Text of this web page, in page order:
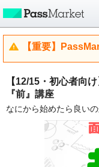
【重要】
【12/15・初心者向
『前』講座
なにから始めたら良い